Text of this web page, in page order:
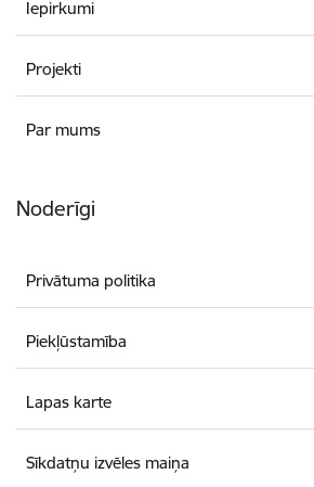
Iepirkumi
Projekti
Par mums
Noderīgi
Privātuma politika
Piekļūstamība
Lapas karte
Sīkdatņu izvēles maiņa